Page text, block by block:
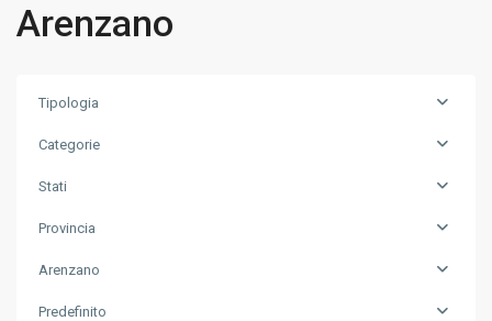
Arenzano
Tipologia
Categorie
Stati
Provincia
Arenzano
Predefinito